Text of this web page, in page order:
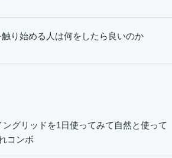
り始める人は何をしたら良いのか
グリッドを1日使ってみて自然と使って
コンボ